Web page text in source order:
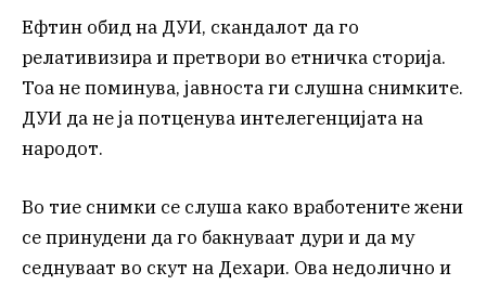
Ефтин обид на ДУИ, скандалот да го
релативизира и претвори во етничка сторија.
Тоа не поминува, јавноста ги слушна снимките.
ДУИ да не ја потценува интелегенцијата на
народот.
Во тие снимки се слуша како вработените жени
се принудени да го бакнуваат дури и да му
седнуваат во скут на Дехари. Ова недолично и